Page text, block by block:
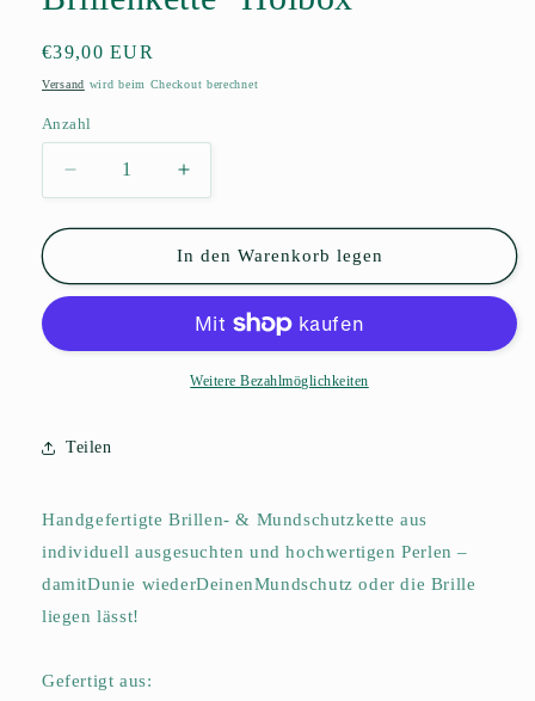
Normaler
Preis
€39,00 EUR
Versand wird beim Checkout berechnet
Anzahl
Anzahl
Verringere
die
Menge
Brillenkette
Erhöhe
die
Menge
für
Brillenkette
In den Warenkorb legen
Weitere Bezahlmöglichkeiten
Teilen
Handgefertigte Brillen- & Mundschutzkette aus
individuell ausgesuchten und hochwertigen Perlen –
damitDunie wiederDeinenMundschutz oder die Brille
liegen lässt!
Gefertigt aus: